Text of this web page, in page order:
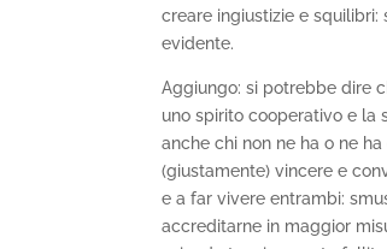
creare ingiustizie e squilibri:
evidente.
Aggiungo: si potrebbe dire
uno spirito cooperativo e la
anche chi non ne ha o ne
(giustamente) vincere e
e a far vivere entrambi:
accreditarne in maggior